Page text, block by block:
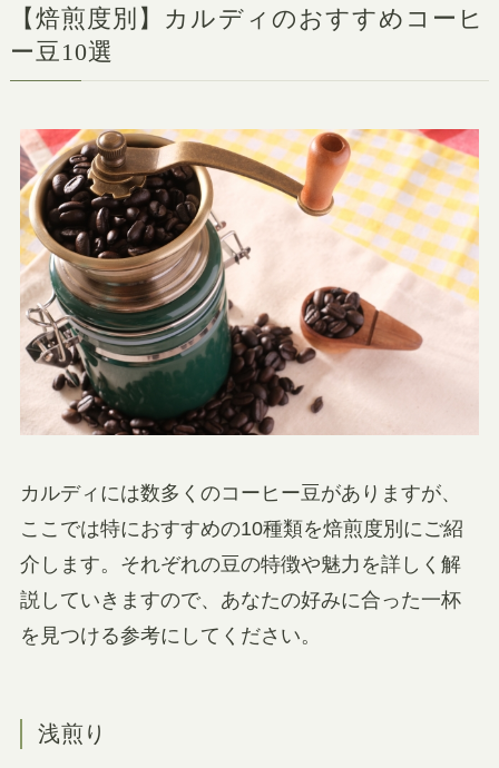
【焙煎度別】カルディのおすすめコーヒ
ー豆10選
カルディには数多くのコーヒー豆がありますが、
ここでは特におすすめの10種類を焙煎度別にご紹
介します。それぞれの豆の特徴や魅力を詳しく解
説していきますので、あなたの好みに合った一杯
を見つける参考にしてください。
浅煎り